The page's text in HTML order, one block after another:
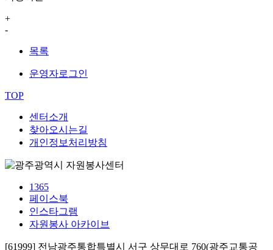
+
-
목록
운영자로그인
TOP
센터소개
찾아오시는길
개인정보처리방침
1365
페이스북
인스타그램
자원봉사 아카이브
[61999] 전남광주통합특별시 서구 상무대로 760(광주교통공